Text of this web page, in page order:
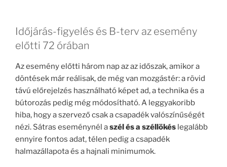
Időjárás-figyelés és B-terv az esemény
előtti 72 órában
Az esemény előtti három nap az az időszak, amikor a
döntések már reálisak, de még van mozgástér: a rövid
távú előrejelzés használható képet ad, a technika és a
bútorozás pedig még módosítható. A leggyakoribb
hiba, hogy a szervező csak a csapadék valószínűségét
nézi. Sátras eseménynél aszél és a széllökés legalább
ennyire fontos adat, télen pedig a csapadék
halmazállapota és a hajnali minimumok.